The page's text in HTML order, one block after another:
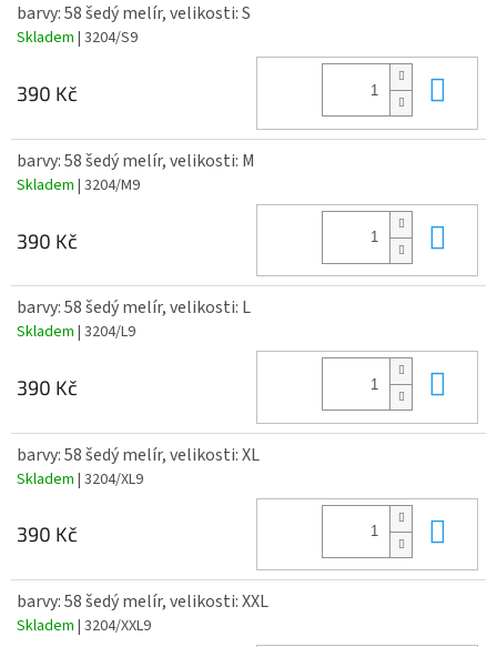
barvy: 58 šedý melír, velikosti: S
Skladem | 3204/S9
390 Kč
barvy: 58 šedý melír, velikosti: M
Skladem | 3204/M9
390 Kč
barvy: 58 šedý melír, velikosti: L
Skladem | 3204/L9
390 Kč
barvy: 58 šedý melír, velikosti: XL
Skladem | 3204/XL9
390 Kč
barvy: 58 šedý melír, velikosti: XXL
Skladem | 3204/XXL9